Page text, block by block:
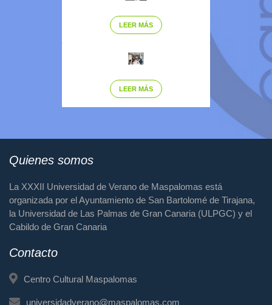
LEER MÁS
LEER MÁS
Quienes somos
La XXXII Universidad de Verano de Maspalomas está
organizada por el Ayuntamiento de San Bartolomé de Tirajana,
la Universidad de Las Palmas de Gran Canaria (ULPGC) y el
Cabildo de Gran Canaria
Contacto
Centro Cultural Maspalomas
universidadverano@maspalomas.com